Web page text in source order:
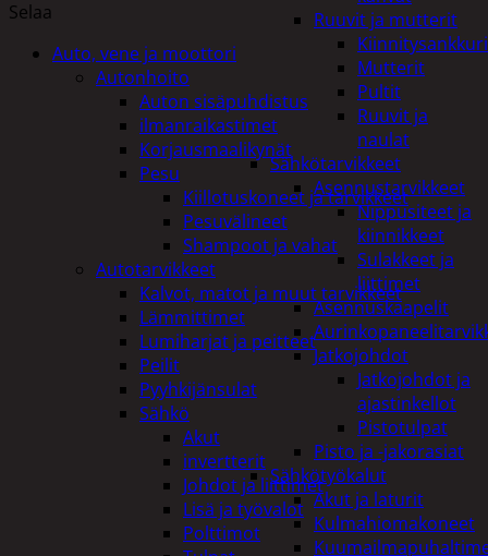
Ruuvit ja mutterit
Mutterit
Pultit
Ruuvit ja
naulat
Sähkötarvikkeet
Asennustarvikkeet
Nippusiteet ja
kiinnikkeet
Sulakkeet ja
liittimet
Asennuskaapelit
Jatkojohdot
Jatkojohdot ja
ajastinkellot
Pistotulpat
Pisto ja -jakorasiat
Sähkötyökalut
Akut ja laturit
Kulmahiomakoneet
Selaa
Auto, vene ja moottori
Autonhoito
Auton sisäpuhdistus
ilmanraikastimet
Korjausmaalikynät
Pesu
Kiillotuskoneet ja tarvikkeet
Pesuvälineet
Shampoot ja vahat
Autotarvikkeet
Kalvot, matot ja muut tarvikkeet
Lämmittimet
Lumiharjat ja peitteet
Peilit
Pyyhkijänsulat
Sähkö
Akut
invertterit
Johdot ja liittimet
Lisä ja työvalot
Polttimot